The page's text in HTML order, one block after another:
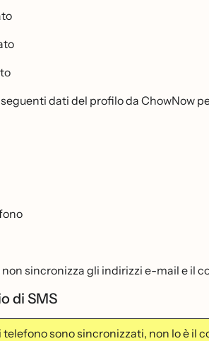
dati del profilo da ChowNow
sincronizza gli indirizzi e-mail e il
di SMS
sono sincronizzati, non lo è il